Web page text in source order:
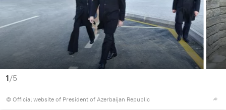
1/5
© Official website of President of Azerbaijan Republic